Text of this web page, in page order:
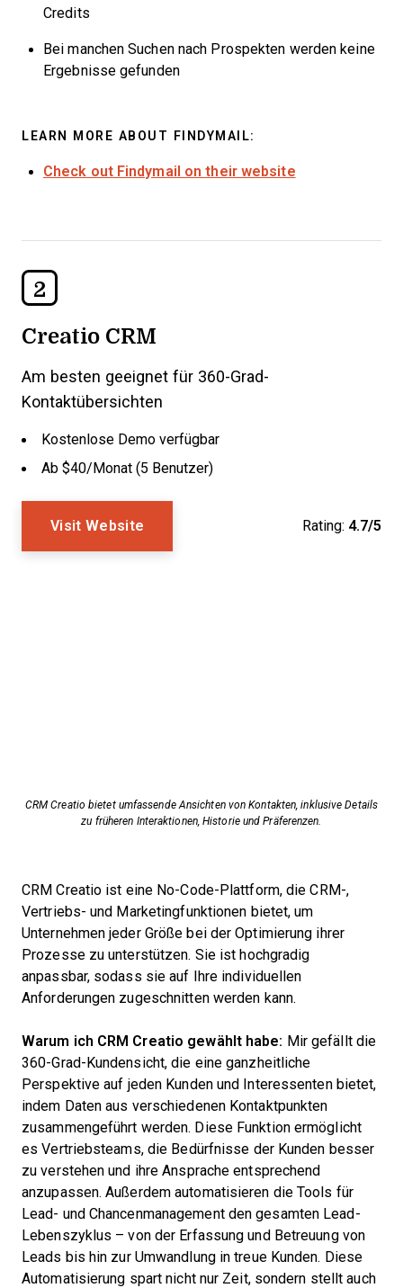
Credits
Bei manchen Suchen nach Prospekten werden keine
Ergebnisse gefunden
LEARN MORE ABOUT FINDYMAIL:
Check out Findymail on their website
2
Creatio CRM
Am besten geeignet für 360-Grad-
Kontaktübersichten
Kostenlose Demo verfügbar
Ab $40/Monat (5 Benutzer)
Visit Website Rating: 4.7/5
CRM Creatio bietet umfassende Ansichten von Kontakten, inklusive Details
zu früheren Interaktionen, Historie und Präferenzen.
CRM Creatio ist eine No-Code-Plattform, die CRM-,
Vertriebs- und Marketingfunktionen bietet, um
Unternehmen jeder Größe bei der Optimierung ihrer
Prozesse zu unterstützen. Sie ist hochgradig
anpassbar, sodass sie auf Ihre individuellen
Anforderungen zugeschnitten werden kann.
Warum ich CRM Creatio gewählt habe: Mir gefällt die
360-Grad-Kundensicht, die eine ganzheitliche
Perspektive auf jeden Kunden und Interessenten bietet,
indem Daten aus verschiedenen Kontaktpunkten
zusammengeführt werden. Diese Funktion ermöglicht
es Vertriebsteams, die Bedürfnisse der Kunden besser
zu verstehen und ihre Ansprache entsprechend
anzupassen. Außerdem automatisieren die Tools für
Lead- und Chancenmanagement den gesamten Lead-
Lebenszyklus – von der Erfassung und Betreuung von
Leads bis hin zur Umwandlung in treue Kunden. Diese
Automatisierung spart nicht nur Zeit, sondern stellt auch